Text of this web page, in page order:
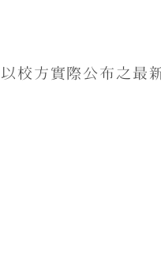
校方實際公布之最